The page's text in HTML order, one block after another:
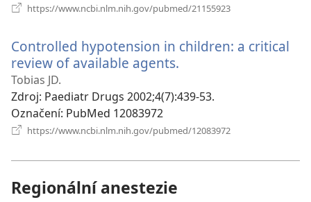
https://www.ncbi.nlm.nih.gov/pubmed/21155923
Controlled hypotension in children: a critical
review of available agents.
okno)
Tobias JD.
Zdroj‎: Paediatr Drugs 2002;4(7):439-53.
Označení‎: PubMed 12083972
https://www.ncbi.nlm.nih.gov/pubmed/12083972
Regionální anestezie